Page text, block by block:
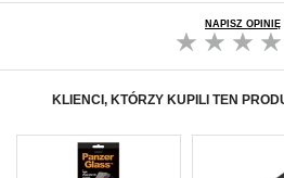
NAPISZ OPINIĘ
KLIENCI, KTÓRZY KUPILI TEN